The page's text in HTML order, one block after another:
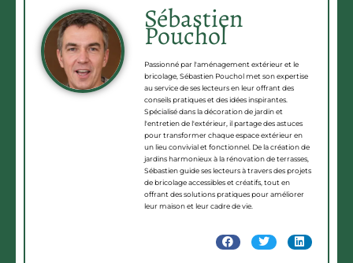
Sébastien
Pouchol
Passionné par l'aménagement extérieur et le
bricolage, Sébastien Pouchol met son expertise
au service de ses lecteurs en leur offrant des
conseils pratiques et des idées inspirantes.
Spécialisé dans la décoration de jardin et
l'entretien de l'extérieur, il partage des astuces
pour transformer chaque espace extérieur en
un lieu convivial et fonctionnel. De la création de
jardins harmonieux à la rénovation de terrasses,
Sébastien guide ses lecteurs à travers des projets
de bricolage accessibles et créatifs, tout en
offrant des solutions pratiques pour améliorer
leur maison et leur cadre de vie.